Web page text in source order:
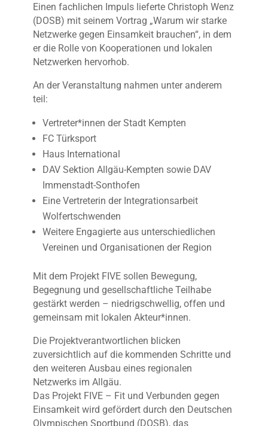
Einen fachlichen Impuls lieferte Christoph Wenz
(DOSB) mit seinem Vortrag „Warum wir starke
Netzwerke gegen Einsamkeit brauchen“, in dem
er die Rolle von Kooperationen und lokalen
Netzwerken hervorhob.
An der Veranstaltung nahmen unter anderem
teil:
Vertreter*innen der Stadt Kempten
FC Türksport
Haus International
DAV Sektion Allgäu-Kempten sowie DAV
Immenstadt-Sonthofen
Eine Vertreterin der Integrationsarbeit
Wolfertschwenden
Weitere Engagierte aus unterschiedlichen
Vereinen und Organisationen der Region
Mit dem Projekt FIVE sollen Bewegung,
Begegnung und gesellschaftliche Teilhabe
gestärkt werden – niedrigschwellig, offen und
gemeinsam mit lokalen Akteur*innen.
Die Projektverantwortlichen blicken
zuversichtlich auf die kommenden Schritte und
den weiteren Ausbau eines regionalen
Netzwerks im Allgäu.
Das Projekt FIVE – Fit und Verbunden gegen
Einsamkeit wird gefördert durch den Deutschen
Olympischen Sportbund (DOSB), das